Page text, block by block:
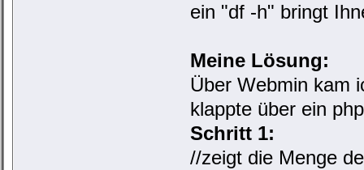
ein "df -h" bringt
Meine Lösung:
Über Webmin kam
klappte über ein
Schritt 1:
//zeigt die Menge